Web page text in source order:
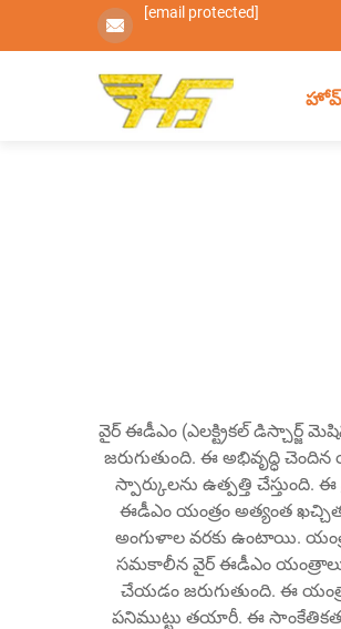
[email protected]
వైర్ ఈడీఎం (ఎలక్ట్రికల్ డిస్చార్జ్
జరుగుతుంది. ఈ అభివృద్ధి
స్పార్కులను ఉత్పత్తి చేస్తుంది.
ఈడీఎం యంత్రం అత్యంత
అంగుళాల వరకు ఉంటాయి.
సమకాలీన వైర్ ఈడీఎం యంత్రాలు
చేయడం జరుగుతుంది. ఈ
పనిముట్టు తయారీ. ఈ సాంకేతికత